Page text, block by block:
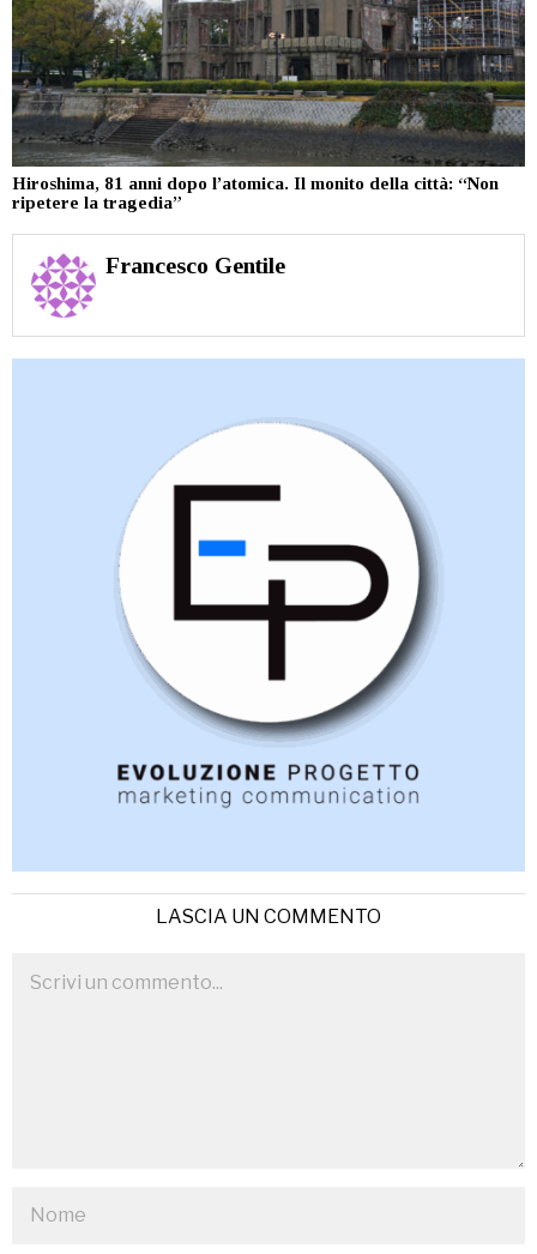
Hiroshima, 81 anni dopo l’atomica. Il monito della città: “Non
ripetere la tragedia”
Francesco Gentile
LASCIA UN COMMENTO